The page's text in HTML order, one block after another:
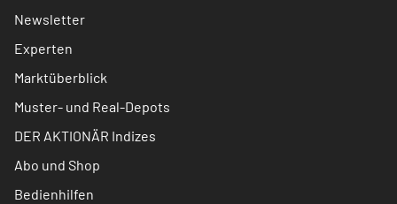
Newsletter
Experten
Marktüberblick
Muster- und Real-Depots
DER AKTIONÄR Indizes
Abo und Shop
Bedienhilfen